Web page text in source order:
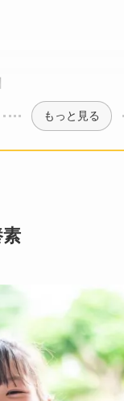
もっと見る